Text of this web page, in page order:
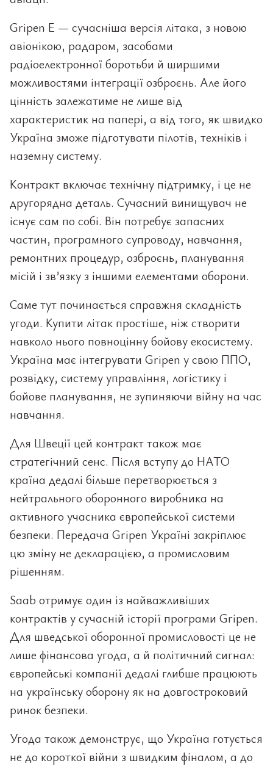
Gripen E — сучасніша версія літака, з новою
авіонікою, радаром, засобами
радіоелектронної боротьби й ширшими
можливостями інтеграції озброєнь. Але його
цінність залежатиме не лише від
характеристик на папері, а від того, як швидко
Україна зможе підготувати пілотів, техніків і
наземну систему.
Контракт включає технічну підтримку, і це не
другорядна деталь. Сучасний винищувач не
існує сам по собі. Він потребує запасних
частин, програмного супроводу, навчання,
ремонтних процедур, озброєнь, планування
місій і зв’язку з іншими елементами оборони.
Саме тут починається справжня складність
угоди. Купити літак простіше, ніж створити
навколо нього повноцінну бойову екосистему.
Україна має інтегрувати Gripen у свою ППО,
розвідку, систему управління, логістику і
бойове планування, не зупиняючи війну на час
навчання.
Для Швеції цей контракт також має
стратегічний сенс. Після вступу до НАТО
країна дедалі більше перетворюється з
нейтрального оборонного виробника на
активного учасника європейської системи
безпеки. Передача Gripen Україні закріплює
цю зміну не декларацією, а промисловим
рішенням.
Saab отримує один із найважливіших
контрактів у сучасній історії програми Gripen.
Для шведської оборонної промисловості це не
лише фінансова угода, а й політичний сигнал:
європейські компанії дедалі глибше працюють
на українську оборону як на довгостроковий
ринок безпеки.
Угода також демонструє, що Україна готується
не до короткої війни з швидким фіналом, а до